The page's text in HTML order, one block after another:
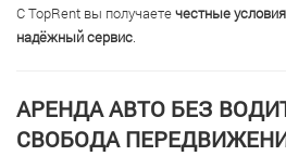
С TopRent вы получаетечестные
надёжный сервис
АРЕНДА АВТО БЕЗ
СВОБОДА